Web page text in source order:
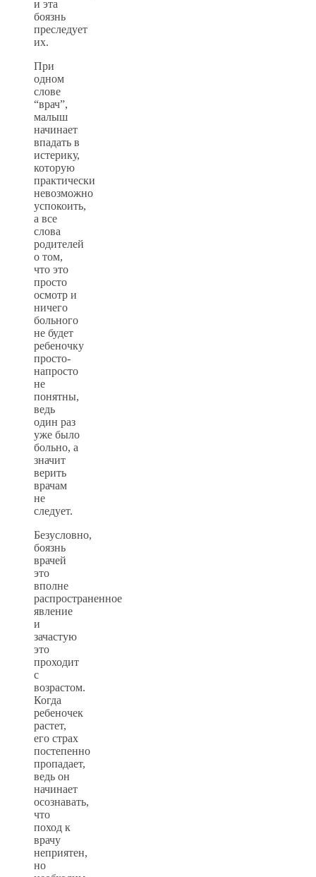
и эта
боязнь
преследует
их.
При
одном
слове
“врач”,
малыш
начинает
впадать в
истерику,
которую
практически
невозможно
успокоить,
а все
слова
родителей
о том,
что это
просто
осмотр и
ничего
больного
не будет
ребеночку
просто-
напросто
не
понятны,
ведь
один раз
уже было
больно, а
значит
верить
врачам
не
следует.
Безусловно,
боязнь
врачей
это
вполне
распространенное
явление
и
зачастую
это
проходит
с
возрастом.
Когда
ребеночек
растет,
его страх
постепенно
пропадает,
ведь он
начинает
осознавать,
что
поход к
врачу
неприятен,
но